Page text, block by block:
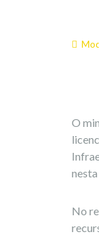
O
No